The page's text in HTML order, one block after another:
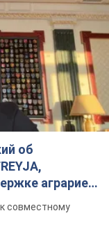
совместному
повысят
на
ракет